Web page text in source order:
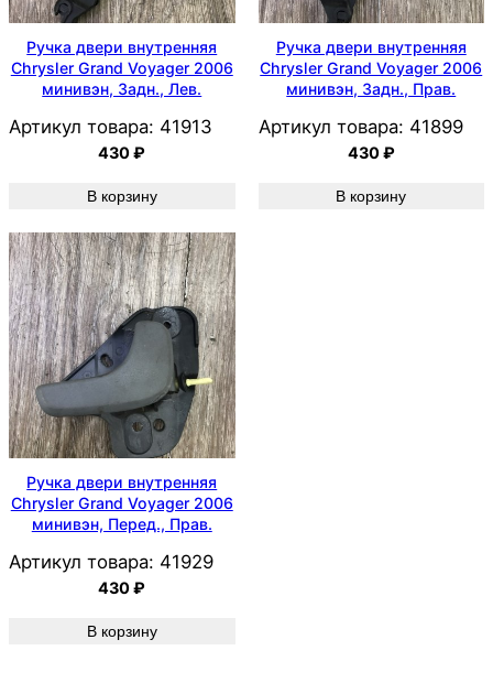
Ручка двери внутренняя
Chrysler Grand Voyager 2006
минивэн, Задн., Лев.
Артикул товара: 41913
430₽
В корзину
Ручка двери внутренняя
Chrysler Grand Voyager 2006
минивэн, Задн., Прав.
Артикул товара: 41899
430₽
В корзину
Ручка двери внутренняя
Chrysler Grand Voyager 2006
минивэн, Перед., Прав.
Артикул товара: 41929
430₽
В корзину